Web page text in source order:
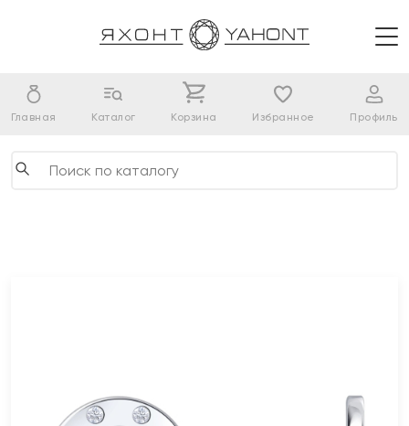
Главная Каталог Корзина Избранное Профиль